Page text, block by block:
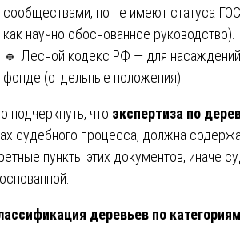
сообществами, но не имеют статуса
как научно обоснованное руководство).
🔹 Лесной кодекс РФ — для
фонде (отдельные положения).
подчеркнуть, что экспертиза по
судебного процесса, должна
пункты этих документов, иначе
деревьев по